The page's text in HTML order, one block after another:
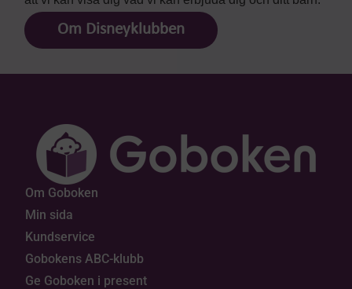
Om Disneyklubben
Om Goboken
Min sida
Kundservice
Gobokens ABC-klubb
Ge Goboken i present